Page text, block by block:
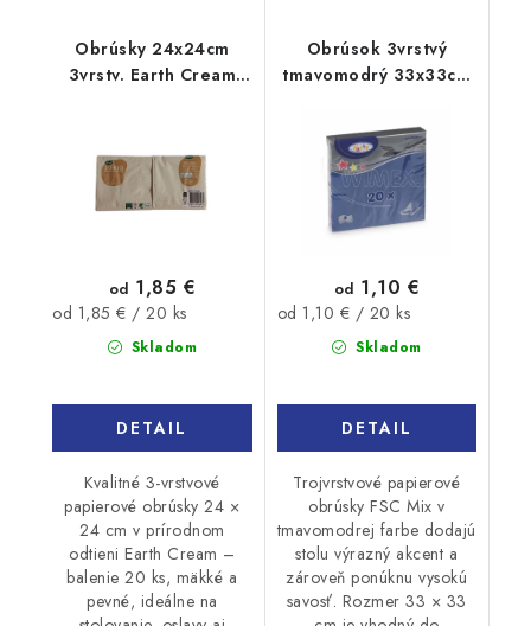
Obrúsky 24x24cm
3vrstv. Earth Cream
Skladom
od 1,85 €
Jednotková
od 1,85 € / 20 ks
DETAIL
Kvalitné 3-vrstvové
papierové obrúsky 24 ×
24 cm v prírodnom
odtieni Earth Cream –
balenie 20 ks, mäkké a
pevné, ideálne na
Obrúsok 3vrstvý
tmavomodrý 33x33cm
Skladom
od 1,10 €
Jednotková
od 1,10 € / 20 ks
DETAIL
Trojvrstvové papierové
obrúsky FSC Mix v
tmavomodrej farbe dodajú
stolu výrazný akcent a
zároveň ponúknu vysokú
savosť. Rozmer 33 × 33